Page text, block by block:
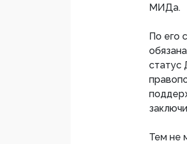
МИДа.​
По его
статус
Тем не